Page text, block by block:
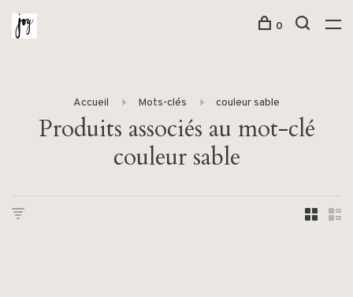
0
Accueil Mots-clés couleur sable
Produits associés au mot-clé
couleur sable